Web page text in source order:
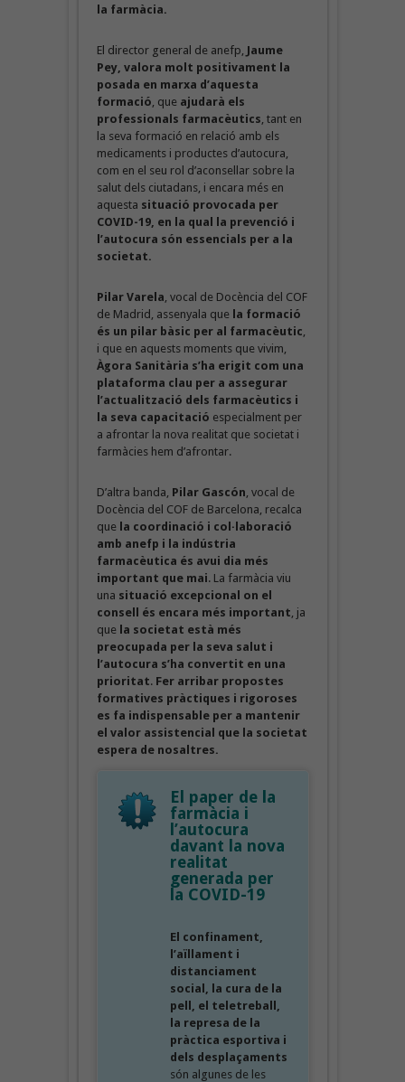
la farmàcia.
El director general de anefp, Jaume
Pey, valora molt positivament la
posada en marxa d’aquesta
formació , que ajudarà els
professionals farmacèutics , tant en
la seva formació en relació amb els
medicaments i productes d’autocura,
com en el seu rol d’aconsellar sobre la
salut dels ciutadans, i encara més en
aquesta situació provocada per
COVID-19, en la qual la prevenció i
l’autocura són essencials per a la
societat.
Pilar Varela , vocal de Docència del COF
de Madrid, assenyala que la formació
és un pilar bàsic per al farmacèutic
i que en aquests moments que vivim,
Àgora Sanitària s’ha erigit com una
plataforma clau per a assegurar
l’actualització dels farmacèutics i
la seva capacitació especialment per
a afrontar la nova realitat que societat i
farmàcies hem d’afrontar.
D’altra banda, Pilar Gascón , vocal de
Docència del COF de Barcelona, recalca
que la coordinació i col·laboració
amb anefp i la indústria
farmacèutica és avui dia més
important que mai. La farmàcia viu
una situació excepcional on el
consell és encara més important , ja
que la societat està més
preocupada per la seva salut i
l’autocura s’ha convertit en una
prioritat. Fer arribar propostes
formatives pràctiques i rigoroses
es fa indispensable per a mantenir
el valor assistencial que la societat
espera de nosaltres.
El paper de la
farmàcia i
l’autocura
davant la nova
realitat
generada per
la COVID-19
El confinament,
l’aïllament i
distanciament
social, la cura de la
pell, el teletreball,
la represa de la
pràctica esportiva i
dels desplaçaments
són algunes de les